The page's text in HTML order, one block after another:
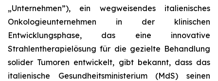
„Unternehmen”), ein wegweisendes italienisches
Onkologieunternehmen in der klinischen
Entwicklungsphase, das eine innovative
Strahlentherapielösung für die gezielte Behandlung
solider Tumoren entwickelt, gibt bekannt, dass das
italienische Gesundheitsministerium (MdS) seinen